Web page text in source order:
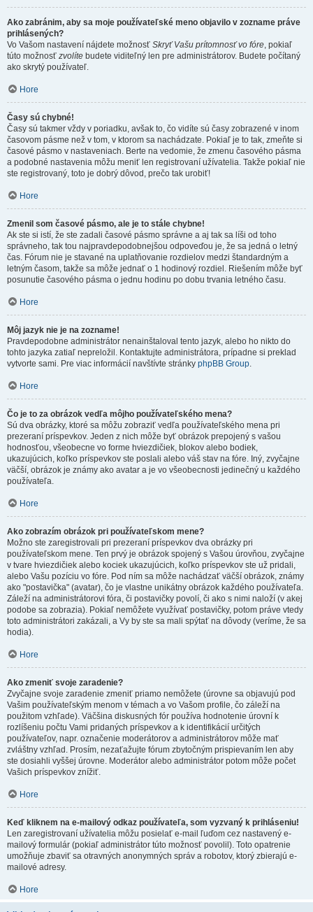
Ako zabránim, aby sa moje používateľské meno objavilo v zozname práve
prihlásených?
Vo Vašom nastavení nájdete možnosť Skryť Vašu prítomnosť vo fóre, pokiaľ
túto možnosť zvolíte budete viditeľný len pre administrátorov. Budete počítaný
ako skrytý používateľ.
Hore
Časy sú chybné!
Časy sú takmer vždy v poriadku, avšak to, čo vidíte sú časy zobrazené v inom
časovom pásme než v tom, v ktorom sa nachádzate. Pokiaľ je to tak, zmeňte si
časové pásmo v nastaveniach. Berte na vedomie, že zmenu časového pásma
a podobné nastavenia môžu meniť len registrovaní užívatelia. Takže pokiaľ nie
ste registrovaný, toto je dobrý dôvod, prečo tak urobiť!
Hore
Zmenil som časové pásmo, ale je to stále chybne!
Ak ste si istí, že ste zadali časové pásmo správne a aj tak sa líši od toho
správneho, tak tou najpravdepodobnejšou odpoveďou je, že sa jedná o letný
čas. Fórum nie je stavané na uplatňovanie rozdielov medzi štandardným a
letným časom, takže sa môže jednať o 1 hodinový rozdiel. Riešením môže byť
posunutie časového pásma o jednu hodinu po dobu trvania letného času.
Hore
Môj jazyk nie je na zozname!
Pravdepodobne administrátor nenainštaloval tento jazyk, alebo ho nikto do
tohto jazyka zatiaľ nepreložil. Kontaktujte administrátora, prípadne si preklad
vytvorte sami. Pre viac informácií navštívte stránky phpBB Group.
Hore
Čo je to za obrázok vedľa môjho používateľského mena?
Sú dva obrázky, ktoré sa môžu zobraziť vedľa používateľského mena pri
prezeraní príspevkov. Jeden z nich môže byť obrázok prepojený s vašou
hodnosťou, všeobecne vo forme hviezdičiek, blokov alebo bodiek,
ukazujúcich, koľko príspevkov ste poslali alebo váš stav na fóre. Iný, zvyčajne
väčší, obrázok je známy ako avatar a je vo všeobecnosti jedinečný u každého
používateľa.
Hore
Ako zobrazím obrázok pri používateľskom mene?
Možno ste zaregistrovali pri prezeraní príspevkov dva obrázky pri
používateľskom mene. Ten prvý je obrázok spojený s Vašou úrovňou, zvyčajne
v tvare hviezdičiek alebo kociek ukazujúcich, koľko príspevkov ste už pridali,
alebo Vašu pozíciu vo fóre. Pod ním sa môže nachádzať väčší obrázok, známy
ako "postavička" (avatar), čo je vlastne unikátny obrázok každého používateľa.
Záleží na administrátorovi fóra, či postavičky povolí, či ako s nimi naloží (v akej
podobe sa zobrazia). Pokiaľ nemôžete využívať postavičky, potom práve vtedy
toto administrátori zakázali, a Vy by ste sa mali spýtať na dôvody (veríme, že sa
hodia).
Hore
Ako zmeniť svoje zaradenie?
Zvyčajne svoje zaradenie zmeniť priamo nemôžete (úrovne sa objavujú pod
Vašim používateľským menom v témach a vo Vašom profile, čo záleží na
použitom vzhľade). Väčšina diskusných fór používa hodnotenie úrovní k
rozlíšeniu počtu Vami pridaných príspevkov a k identifikácií určitých
používateľov, napr. označenie moderátorov a administrátorov môže mať
zvláštny vzhľad. Prosím, nezaťažujte fórum zbytočným prispievaním len aby
ste dosiahli vyššej úrovne. Moderátor alebo administrátor potom môže počet
Vašich príspevkov znížiť.
Hore
Keď kliknem na e-mailový odkaz používateľa, som vyzvaný k prihláseniu!
Len zaregistrovaní užívatelia môžu posielať e-mail ľuďom cez nastavený e-
mailový formulár (pokiaľ administrátor túto možnosť povolil). Toto opatrenie
umožňuje zbaviť sa otravných anonymných správ a robotov, ktorý zbierajú e-
mailové adresy.
Hore